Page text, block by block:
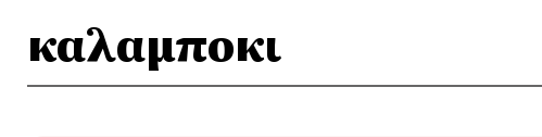
καλαμποκι